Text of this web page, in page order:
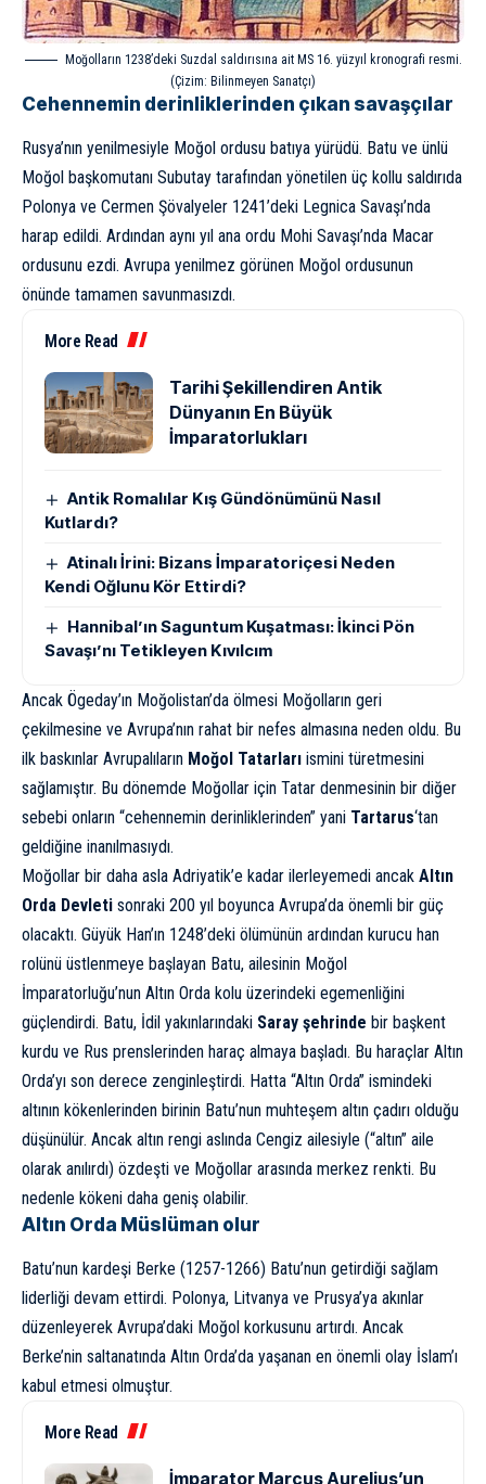
Moğolların 1238’deki Suzdal saldırısına ait MS 16. yüzyıl kronografi resmi.
(Çizim: Bilinmeyen Sanatçı)
Cehennemin derinliklerinden çıkan savaşçılar
Rusya’nın yenilmesiyle Moğol ordusu batıya yürüdü. Batu ve ünlü
Moğol başkomutanı Subutay tarafından yönetilen üç kollu saldırıda
Polonya ve Cermen Şövalyeler 1241’deki Legnica Savaşı’nda
harap edildi. Ardından aynı yıl ana ordu Mohi Savaşı’nda Macar
ordusunu ezdi. Avrupa yenilmez görünen Moğol ordusunun
önünde tamamen savunmasızdı.
More Read
Tarihi Şekillendiren Antik
Dünyanın En Büyük
İmparatorlukları
Antik Romalılar Kış Gündönümünü Nasıl
Kutlardı?
Atinalı İrini: Bizans İmparatoriçesi Neden
Kendi Oğlunu Kör Ettirdi?
Hannibal’ın Saguntum Kuşatması: İkinci Pön
Savaşı’nı Tetikleyen Kıvılcım
Ancak Ögeday’ın Moğolistan’da ölmesi Moğolların geri
çekilmesine ve Avrupa’nın rahat bir nefes almasına neden oldu. Bu
ilk baskınlar Avrupalıların Moğol Tatarları ismini türetmesini
sağlamıştır. Bu dönemde Moğollar için Tatar denmesinin bir diğer
sebebi onların “cehennemin derinliklerinden” yani Tartarus‘tan
geldiğine inanılmasıydı.
Moğollar bir daha asla Adriyatik’e kadar ilerleyemedi ancak Altın
Orda Devleti sonraki 200 yıl boyunca Avrupa’da önemli bir güç
olacaktı. Güyük Han’ın 1248’deki ölümünün ardından kurucu han
rolünü üstlenmeye başlayan Batu, ailesinin Moğol
İmparatorluğu’nun Altın Orda kolu üzerindeki egemenliğini
güçlendirdi. Batu, İdil yakınlarındaki Saray şehrinde bir başkent
kurdu ve Rus prenslerinden haraç almaya başladı. Bu haraçlar Altın
Orda’yı son derece zenginleştirdi. Hatta “Altın Orda” ismindeki
altının kökenlerinden birinin Batu’nun muhteşem altın çadırı olduğu
düşünülür. Ancak altın rengi aslında Cengiz ailesiyle (“altın” aile
olarak anılırdı) özdeşti ve Moğollar arasında merkez renkti. Bu
nedenle kökeni daha geniş olabilir.
Altın Orda Müslüman olur
Batu’nun kardeşi Berke (1257-1266) Batu’nun getirdiği sağlam
liderliği devam ettirdi. Polonya, Litvanya ve Prusya’ya akınlar
düzenleyerek Avrupa’daki Moğol korkusunu artırdı. Ancak
Berke’nin saltanatında Altın Orda’da yaşanan en önemli olay İslam’ı
kabul etmesi olmuştur.
More Read
İmparator Marcus Aurelius’un